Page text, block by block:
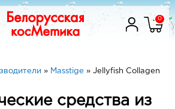
0
» Masstige » Jellyfish Collagen
средства из